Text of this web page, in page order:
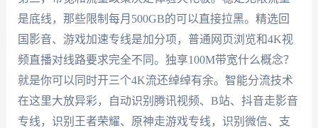
是底线，那些限制每月500GB的可以直接拉黑。精选回
国影音、游戏加速专线是加分项，普通网页浏览和4K视
频直播对线路要求完全不同。独享100M带宽什么概念？
就是你可以同时开三个4K流还绰绰有余。智能分流技术
在这里大放异彩，自动识别腾讯视频、B站、抖音走影音
专线，识别王者荣耀、原神走游戏专线，识别微信、支